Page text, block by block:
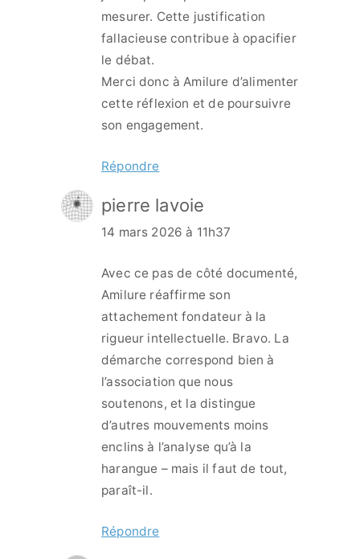
mesurer. Cette justification
fallacieuse contribue à opacifier
le débat.
Merci donc à Amilure d’alimenter
cette réflexion et de poursuivre
son engagement.
Répondre
pierre lavoie
14 mars 2026 à 11h37
Avec ce pas de côté documenté,
Amilure réaffirme son
attachement fondateur à la
rigueur intellectuelle. Bravo. La
démarche correspond bien à
l’association que nous
soutenons, et la distingue
d’autres mouvements moins
enclins à l’analyse qu’à la
harangue – mais il faut de tout,
paraît-il.
Répondre